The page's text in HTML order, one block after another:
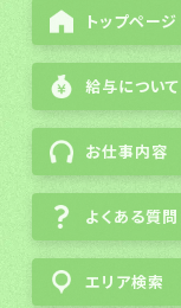
トップページ
給与について
お仕事内容
よくある質問
エリア検索